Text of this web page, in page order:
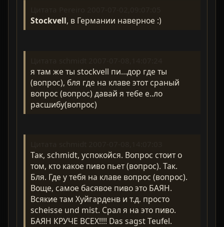
Stockvell, в Германии наверное :)
я там же ты stockvell пи...дор где ты
(вопрос), бля где на клаве этот сраный
вопрос (вопрос) давай я тебе е..ло
расшибу(вопрос)
Так, schmidt, успокойся. Вопрос стоит о
том, кто какое пиво пьет (вопрос). Так.
Бля. Где у тебя на клаве вопрос (вопрос).
Воще, самое басявое пиво это БАЯН.
Всякие там Хуйгарденв и т.д. просто
scheisse und mist. Срал я на это пиво.
БАЯН КРУЧЕ ВСЕХ!!!! Das sagst Teufel.